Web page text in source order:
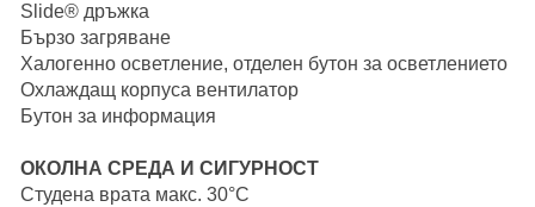
Slide® дръжка
Бързо загряване
Халогенно осветление, отделен бутон за осветлението
Охлаждащ корпуса вентилатор
Бутон за информация
ОКОЛНА СРЕДА И СИГУРНОСТ
Студена врата макс. 30°C